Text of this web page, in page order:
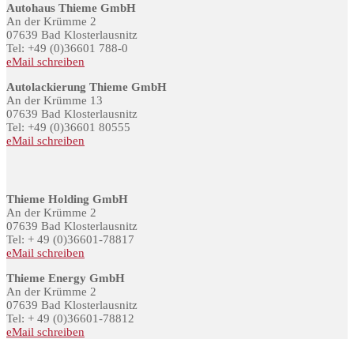
Autohaus Thieme GmbH
An der Krümme 2
07639 Bad Klosterlausnitz
Tel: +49 (0)36601 788-0
eMail schreiben
Autolackierung Thieme GmbH
An der Krümme 13
07639 Bad Klosterlausnitz
Tel: +49 (0)36601 80555
eMail schreiben
Thieme Holding GmbH
An der Krümme 2
07639 Bad Klosterlausnitz
Tel: + 49 (0)36601-78817
eMail schreiben
Thieme Energy GmbH
An der Krümme 2
07639 Bad Klosterlausnitz
Tel: + 49 (0)36601-78812
eMail schreiben